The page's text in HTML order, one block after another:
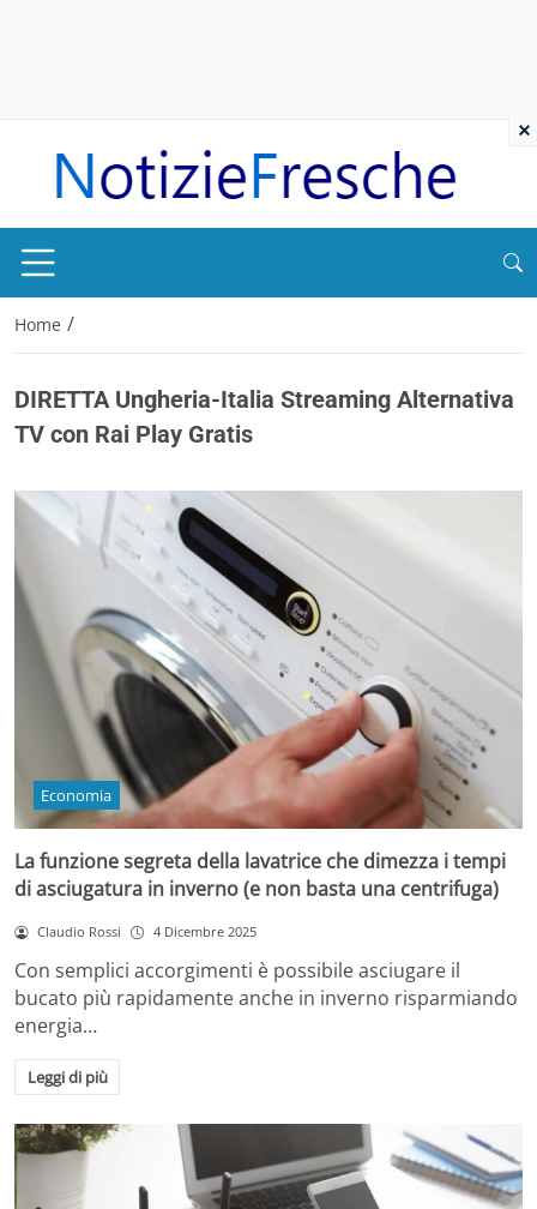
Home /
DIRETTA Ungheria-Italia Streaming Alternativa
TV con Rai Play Gratis
Economia
La funzione segreta della lavatrice che dimezza i tempi
di asciugatura in inverno (e non basta una centrifuga)
Claudio Rossi 4 Dicembre 2025
Con semplici accorgimenti è possibile asciugare il
bucato più rapidamente anche in inverno risparmiando
energia…
Leggi di più
×